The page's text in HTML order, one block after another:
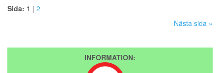
Sida: 1 | 2
Nästa sida »
INFORMATION: